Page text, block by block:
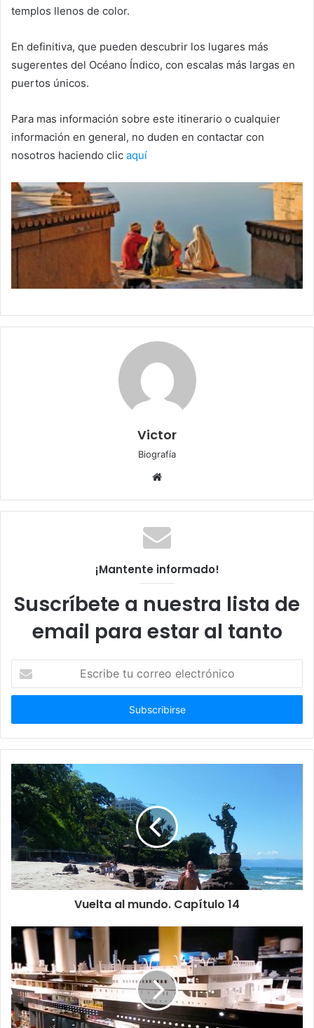
templos llenos de color.
En definitiva, que pueden descubrir los lugares más
sugerentes del Océano Índico, con escalas más largas en
puertos únicos.
Para mas información sobre este itinerario o cualquier
información en general, no duden en contactar con
nosotros haciendo clic aquí
Victor
Biografía
Sitio
¡Mantente informado!
Suscríbete a nuestra lista de
email para estar al tanto
correo
Vuelta al mundo. Capítulo 14